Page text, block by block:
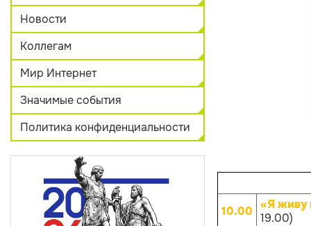
Новости
Коллегам
Мир Интернет
Значимые события
Политика конфиденциальности
10.00 «Я живу
19.00)